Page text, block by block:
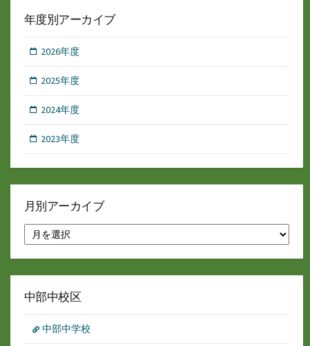
年度別アーカイブ
2026年度
2025年度
2024年度
2023年度
月別アーカイブ
別
ア
イ
中部中校区
中部中学校